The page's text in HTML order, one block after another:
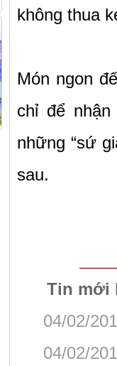
không thua
Món ngon
chỉ để
những “sứ
sau.
Tin mới
04/02/
04/02/